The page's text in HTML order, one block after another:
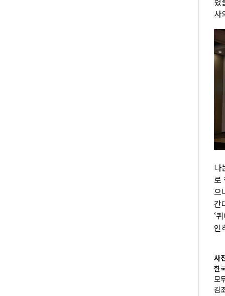
사
나
로
으
간
‘
인
사
한
모
김